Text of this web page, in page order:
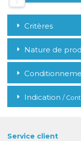
Critères
Nature de
Indication /
Service client